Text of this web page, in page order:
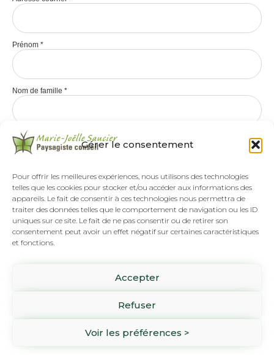
Gérer le consentement
Pour offrir les meilleures expériences, nous utilisons des technologies
telles que les cookies pour stocker et/ou accéder aux informations des
appareils. Le fait de consentir à ces technologies nous permettra de
traiter des données telles que le comportement de navigation ou les ID
uniques sur ce site. Le fait de ne pas consentir ou de retirer son
consentement peut avoir un effet négatif sur certaines caractéristiques
et fonctions.
Accepter
Refuser
Voir les préférences >
Prénom *
Nom de famille *
SUR RENDEZ-VOUS SEULEMENT
1061 rue Pierre-Beaumont
Lévis, Qc G6Z 3H2